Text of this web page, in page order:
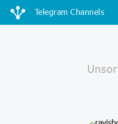
Telegram Channels